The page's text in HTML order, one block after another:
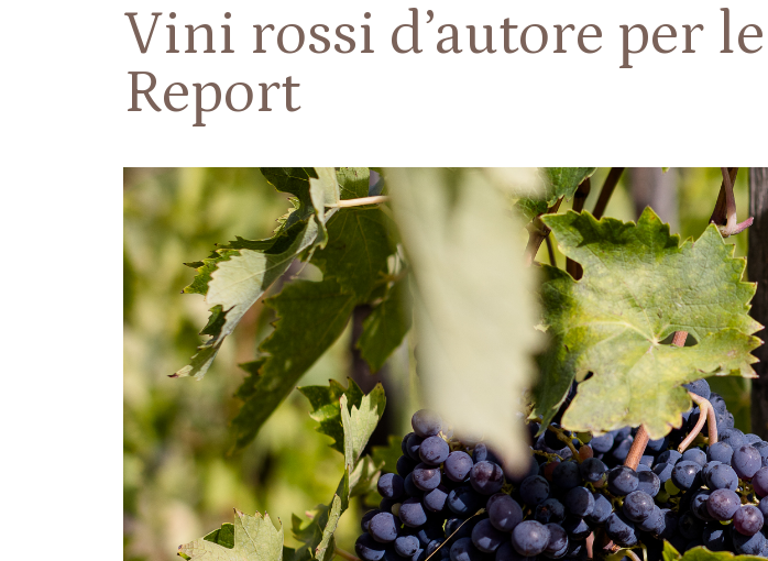
Vini rossi d’autore per
Report